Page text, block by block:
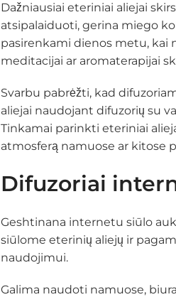
Dažniausiai eteriniai aliejai
atsipalaiduoti, gerina miego
pasirenkami dienos metu, kai
meditacijai ar aromaterapijai
Svarbu pabrėžti, kad
aliejai naudojant difuzorių su
Tinkamai parinkti eteriniai
atmosferą namuose ar kitose
Difuzoriai
Geshtinana internetu siūlo
siūlome eterinių aliejų ir
naudojimui.
Galima naudoti namuose,